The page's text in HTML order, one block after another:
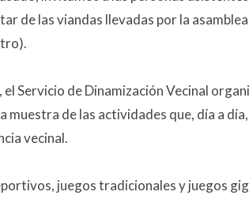
de las viandas llevadas por la
Servicio de Dinamización Vecinal
muestra de las actividades que, día a
vecinal.
juegos tradicionales y juegos